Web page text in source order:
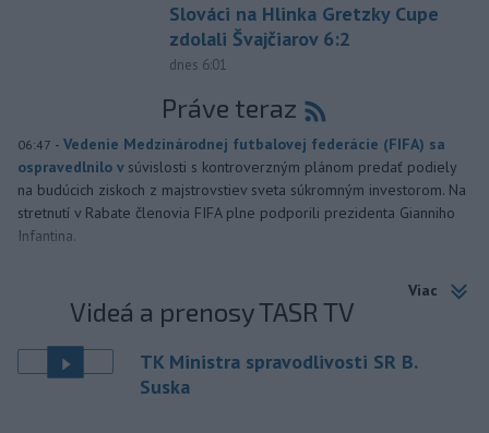
Slováci na Hlinka Gretzky Cupe
zdolali Švajčiarov 6:2
dnes 6:01
Práve teraz
06:47 - Vedenie Medzinárodnej futbalovej federácie (FIFA) sa
ospravedlnilo v súvislosti s kontroverzným plánom predať podiely
na budúcich ziskoch z majstrovstiev sveta súkromným investorom. Na
stretnutí v Rabate členovia FIFA plne podporili prezidenta Gianniho
Infantina.
Viac
Videá a prenosy TASR TV
TK Ministra spravodlivosti SR B.
Suska